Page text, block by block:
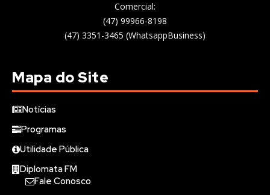
Comercial:
(47) 99966-8198
(47) 3351-3465 (WhatsappBusiness)
Mapa do Site
Notícias
Programas
Utilidade Pública
Diplomata FM
Fale Conosco